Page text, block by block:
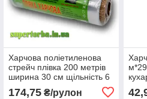
Харчова поліетиленова
стрейч плівка 200 метрів
ширина 30 см щільність 6
174,75₴/рулон